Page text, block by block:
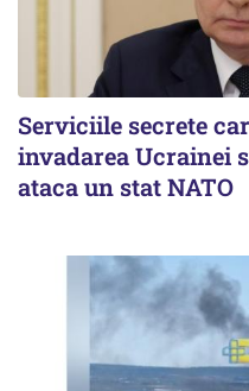
Serviciile secrete
invadarea Ucrainei
ataca un stat NATO